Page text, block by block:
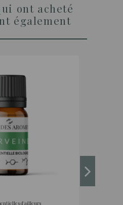
ont acheté
également
d'ailleurs